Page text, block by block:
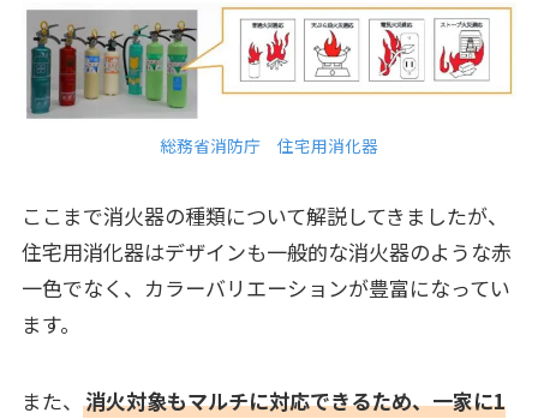
総務省消防庁 住宅用消化器
ここまで消火器の種類について解説してきましたが、
住宅用消化器はデザインも一般的な消火器のような赤
一色でなく、カラーバリエーションが豊富になってい
ます。
また、 消火対象もマルチに対応できるため、一家に1